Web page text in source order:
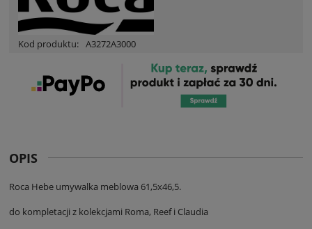
Kod produktu: A3272A3000
OPIS
Roca Hebe umywalka meblowa 61,5x46,5.
do kompletacji z kolekcjami Roma, Reef i Claudia